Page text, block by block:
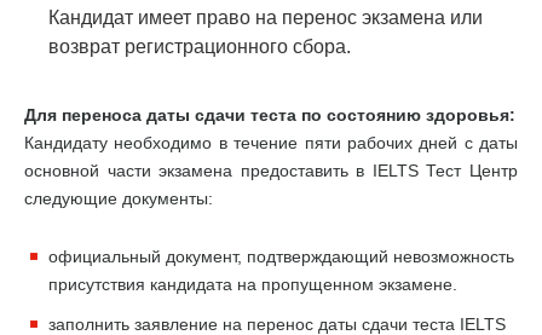
Кандидат имеет право на перенос экзамена или
возврат регистрационного сбора.
Для переноса даты сдачи теста по состоянию здоровья:
Кандидату необходимо в течение пяти рабочих дней с даты
основной части экзамена предоставить в IELTS Тест Центр
следующие документы:
официальный документ, подтверждающий невозможность
присутствия кандидата на пропущенном экзамене.
заполнить заявление на перенос даты сдачи теста IELTS